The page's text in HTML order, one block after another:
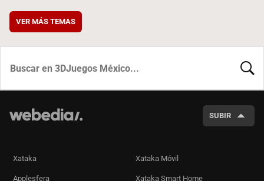
VER MÁS TEMAS
SUBIR
Xataka Xataka Móvil
Applesfera Xataka Smart Home